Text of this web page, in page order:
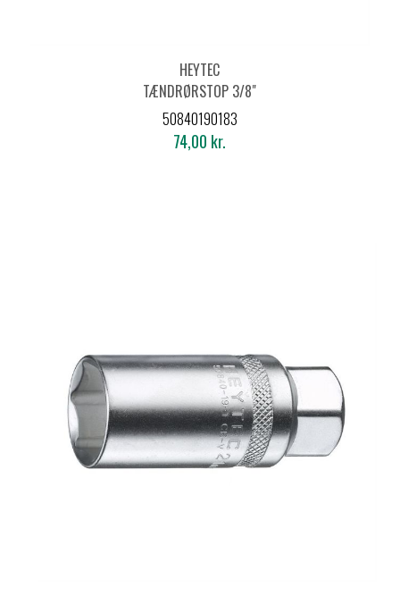
HEYTEC
TÆNDRØRSTOP 3/8"
20,8MM
50840190183
74,00 kr.